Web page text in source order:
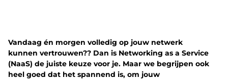
Vandaag én morgen volledig op jouw netwerk
kunnen vertrouwen?? Dan is Networking as a Service
(NaaS) de juiste keuze voor je. Maar we begrijpen ook
heel goed dat het spannend is, om jouw